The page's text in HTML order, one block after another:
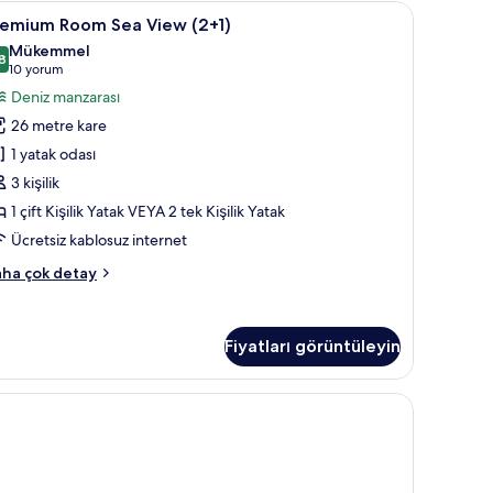
masa Kaliteli yatak takımı, minibar, odada kasa,
8 Room Sea View (2+1)
/ 10
Mükemmel
10 yorum
(10
yorum)
Deniz manzarası
26 metre kare
1 yatak odası
3 kişilik
1 çift Kişilik Yatak VEYA 2 tek Kişilik Yatak
Ücretsiz kablosuz internet
çok detay
Fiyatları görüntüleyin
masa